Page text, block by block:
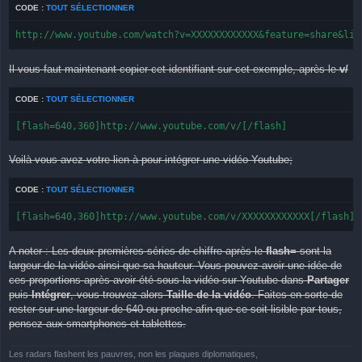
CODE : TOUT SÉLECTIONNER
http://www.youtube.com/
Il vous faut maintenant copier cet identifiant sur cet exemple, après lev/
CODE : TOUT SÉLECTIONNER
[flash=640,360]http://www.youtube.com/v/[/flash]
Voilà vous avez votre lien à pour intégrer une vidéo Youtube;
CODE : TOUT SÉLECTIONNER
[flash=640,360]http://www.youtube.com/v/XXXXXXXXXXXX[/flash]
A noter : Les deux premières séries de chiffre après leflash=sont la
largeur de la vidéo ainsi que sa hauteur. Vous pouvez avoir une idée de
ces proportions après avoir été sous la vidéo sur Youtube dansPartager
puisIntégrer, vous trouvez alorsTaille de la vidéo. Faites en sorte de
rester sur une largeur de 640 ou proche afin que ce soit lisible par tous,
pensez aux smartphones et tablettes.
Les radars flashent les pauvres, non les plaques diplomatiques,